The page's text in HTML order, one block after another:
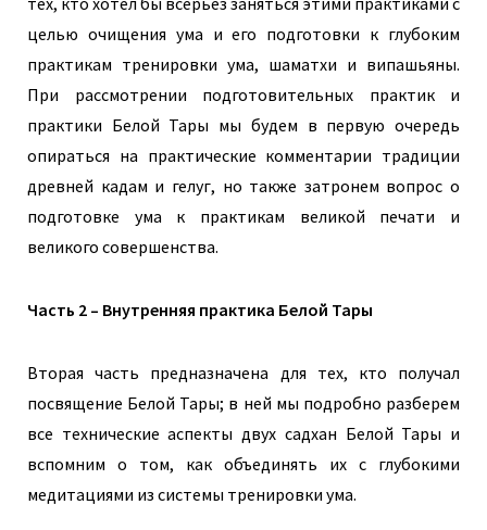
целью очищения ума и его подготовки к глубоким
практикам тренировки ума, шаматхи и випашьяны.
При рассмотрении подготовительных практик и
практики Белой Тары мы будем в первую очередь
опираться на практические комментарии традиции
древней кадам и гелуг, но также затронем вопрос о
подготовке ума к практикам великой печати и
великого совершенства.
Часть 2 – Внутренняя практика Белой Тары
Вторая часть предназначена для тех, кто получал
посвящение Белой Тары; в ней мы подробно разберем
все технические аспекты двух садхан Белой Тары и
вспомним о том, как объединять их с глубокими
медитациями из системы тренировки ума.